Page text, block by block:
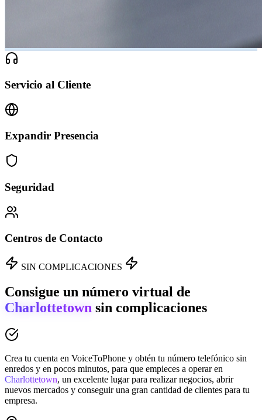
Servicio al Cliente
Expandir Presencia
Seguridad
Centros de Contacto
SIN COMPLICACIONES
Consigue un número virtual de
Charlottetown sin complicaciones
Crea tu cuenta en VoiceToPhone y obtén tu número telefónico sin
enredos y en pocos minutos, para que empieces a operar en
Charlottetown, un excelente lugar para realizar negocios, abrir
nuevos mercados y conseguir una gran cantidad de clientes para tu
empresa.